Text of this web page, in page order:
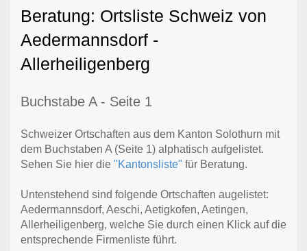
Beratung: Ortsliste Schweiz von
Aedermannsdorf -
Allerheiligenberg
Buchstabe A - Seite 1
Schweizer Ortschaften aus dem Kanton Solothurn mit
dem Buchstaben A (Seite 1) alphatisch aufgelistet.
Sehen Sie hier die "Kantonsliste" für Beratung.
Untenstehend sind folgende Ortschaften augelistet:
Aedermannsdorf, Aeschi, Aetigkofen, Aetingen,
Allerheiligenberg, welche Sie durch einen Klick auf die
entsprechende Firmenliste führt.